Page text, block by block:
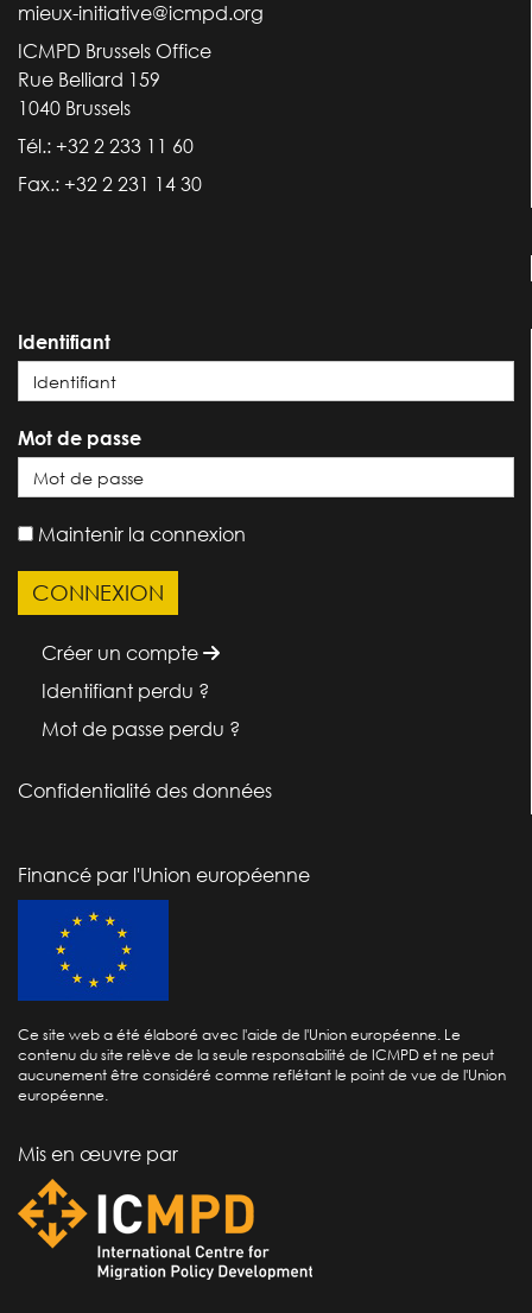
mieux-initiative@icmpd.org
ICMPD Brussels Office
Rue Belliard 159
1040 Brussels
Tél.: +32 2 233 11 60
Fax.: +32 2 231 14 30
Identifiant
Mot de passe
Maintenir la connexion
Créer un compte
Identifiant perdu ?
Mot de passe perdu ?
Confidentialité des données
Financé par l'Union européenne
Ce site web a été élaboré avec l'aide de l'Union européenne. Le
contenu du site relève de la seule responsabilité de ICMPD et ne peut
aucunement être considéré comme reflétant le point de vue de l'Union
européenne.
Mis en œuvre par